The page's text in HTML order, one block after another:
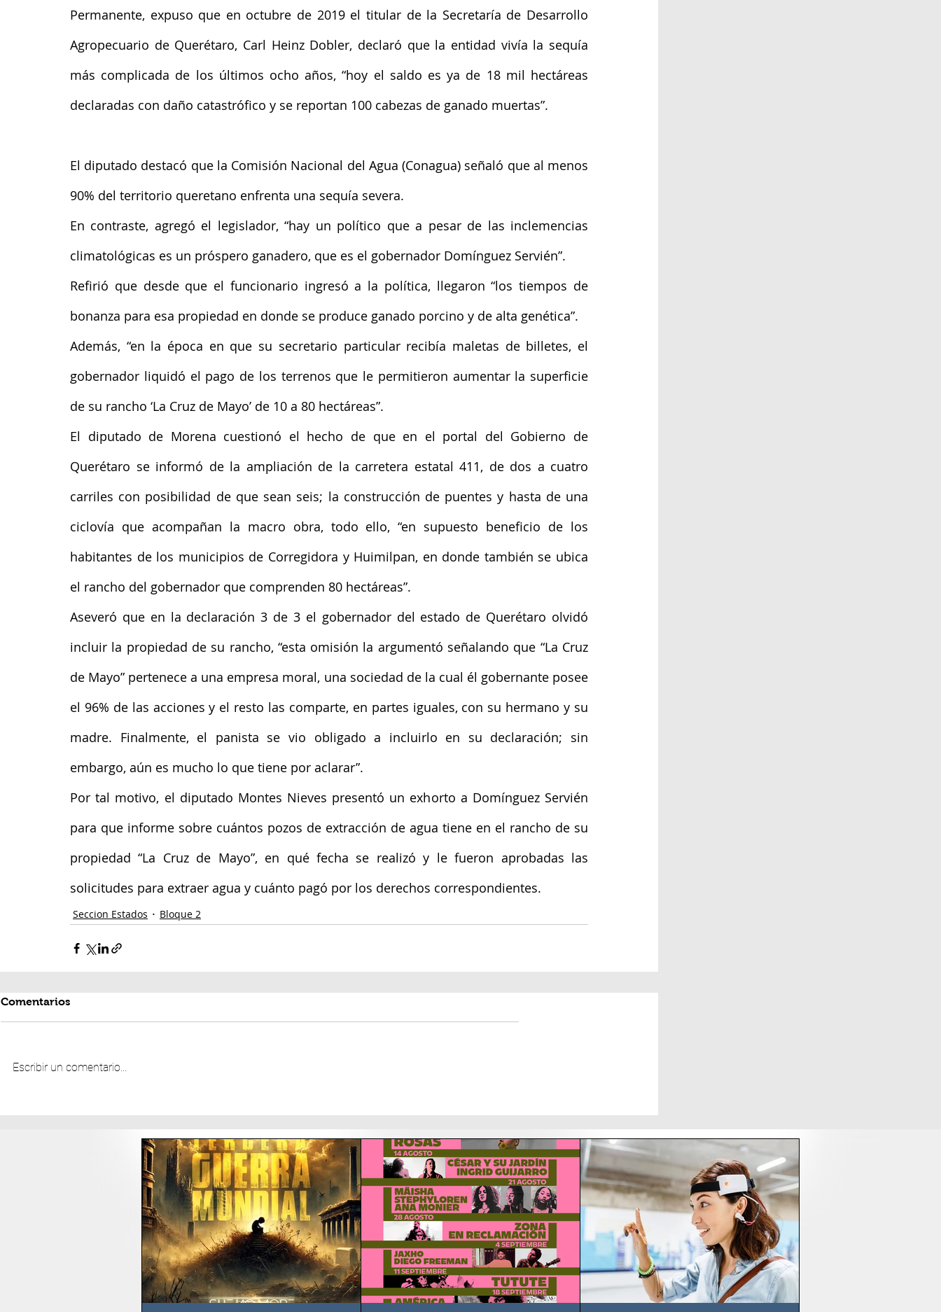
Permanente, expuso que en octubre de 2019 el titular de la Secretaría de Desarrollo
Agropecuario de Querétaro, Carl Heinz Dobler, declaró que la entidad vivía la sequía
más complicada de los últimos ocho años, “hoy el saldo es ya de 18 mil hectáreas
declaradas con daño catastrófico y se reportan 100 cabezas de ganado muertas”.
El diputado destacó que la Comisión Nacional del Agua (Conagua) señaló que al menos
90% del territorio queretano enfrenta una sequía severa.
En contraste, agregó el legislador, “hay un político que a pesar de las inclemencias
climatológicas es un próspero ganadero, que es el gobernador Domínguez Servién”.
Refirió que desde que el funcionario ingresó a la política, llegaron “los tiempos de
bonanza para esa propiedad en donde se produce ganado porcino y de alta genética”.
Además, “en la época en que su secretario particular recibía maletas de billetes, el
gobernador liquidó el pago de los terrenos que le permitieron aumentar la superficie
de su rancho ‘La Cruz de Mayo’ de 10 a 80 hectáreas”.
El diputado de Morena cuestionó el hecho de que en el portal del Gobierno de
Querétaro se informó de la ampliación de la carretera estatal 411, de dos a cuatro
carriles con posibilidad de que sean seis; la construcción de puentes y hasta de una
ciclovía que acompañan la macro obra, todo ello, “en supuesto beneficio de los
habitantes de los municipios de Corregidora y Huimilpan, en donde también se ubica
el rancho del gobernador que comprenden 80 hectáreas”.
Aseveró que en la declaración 3 de 3 el gobernador del estado de Querétaro olvidó
incluir la propiedad de su rancho, “esta omisión la argumentó señalando que “La Cruz
de Mayo” pertenece a una empresa moral, una sociedad de la cual él gobernante posee
el 96% de las acciones y el resto las comparte, en partes iguales, con su hermano y su
madre. Finalmente, el panista se vio obligado a incluirlo en su declaración; sin
embargo, aún es mucho lo que tiene por aclarar”.
Por tal motivo, el diputado Montes Nieves presentó un exhorto a Domínguez Servién
para que informe sobre cuántos pozos de extracción de agua tiene en el rancho de su
propiedad “La Cruz de Mayo”, en qué fecha se realizó y le fueron aprobadas las
solicitudes para extraer agua y cuánto pagó por los derechos correspondientes.
Seccion Estados Bloque 2
Comentarios
Escribir un comentario...